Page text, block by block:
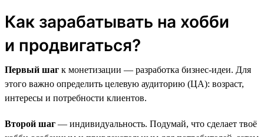
Как зарабатывать на хобби
и продвигаться?
Первый шаг к монетизации — разработка бизнес-идеи. Для
этого важно определить целевую аудиторию (ЦА): возраст,
интересы и потребности клиентов.
Второй шаг — индивидуальность. Подумай, что сделает твоё